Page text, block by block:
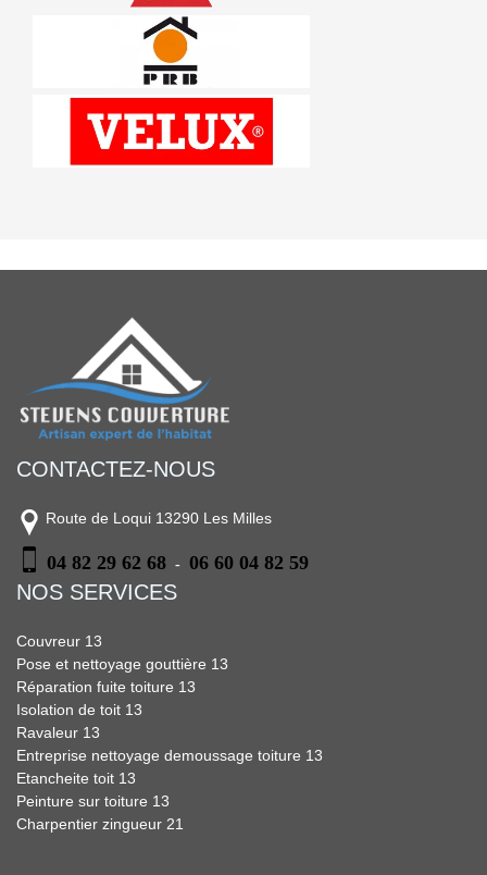
CONTACTEZ-NOUS
Route de Loqui 13290 Les Milles
04 82 29 62 68 - 06 60 04 82 59
NOS SERVICES
Couvreur 13
Pose et nettoyage gouttière 13
Réparation fuite toiture 13
Isolation de toit 13
Ravaleur 13
Entreprise nettoyage demoussage toiture 13
Etancheite toit 13
Peinture sur toiture 13
Charpentier zingueur 21